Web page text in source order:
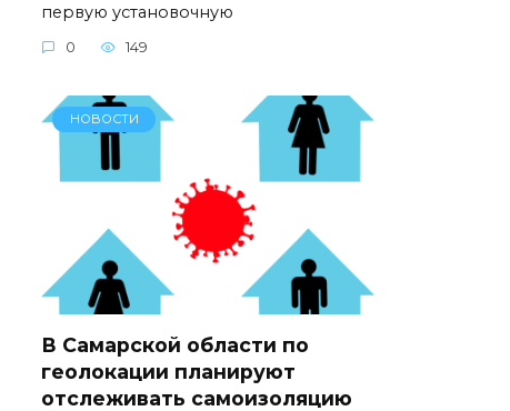
первую установочную
0 149
НОВОСТИ
В Самарской области по
геолокации планируют
отслеживать самоизоляцию